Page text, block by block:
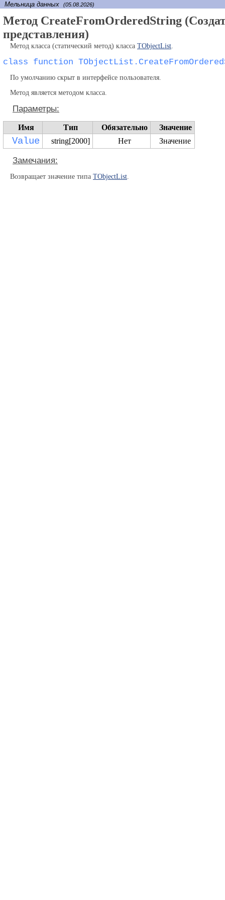
Мельница данных (05.08.2026)
Метод CreateFromOrderedString
представления)
Метод класса (статический метод) класса TObjectList.
class function
По умолчанию скрыт в интерфейсе пользователя.
Метод является методом класса.
Параметры:
Имя Тип Обязательно Значение
Value string[2000] Нет Значение
Замечания:
Возвращает значение типа TObjectList.